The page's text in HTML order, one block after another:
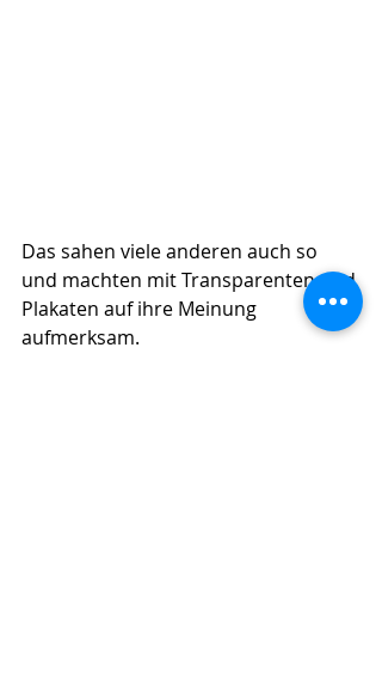
Das sahen viele anderen auch so
und machten mit Transparenten und
Plakaten auf ihre Meinung
aufmerksam.